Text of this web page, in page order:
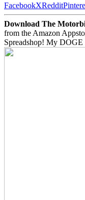
FacebookXReddit
Download The
from the Amazon
Spreadshop! My